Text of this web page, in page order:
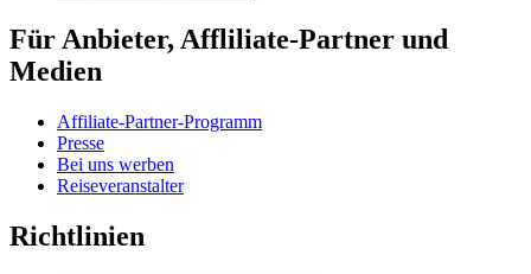
Für Anbieter, Affliliate-Partner und
Medien
Affiliate-Partner-Programm
Presse
Bei uns werben
Reiseveranstalter
Richtlinien